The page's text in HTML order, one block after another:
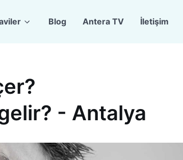
Blog Antera TV İletişim
- Antalya